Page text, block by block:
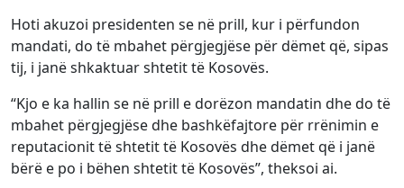
Hoti akuzoi presidenten se në prill, kur i përfundon
mandati, do të mbahet përgjegjëse për dëmet që, sipas
tij, i janë shkaktuar shtetit të Kosovës.
“Kjo e ka hallin se në prill e dorëzon mandatin dhe do të
mbahet përgjegjëse dhe bashkëfajtore për rrënimin e
reputacionit të shtetit të Kosovës dhe dëmet që i janë
bërë e po i bëhen shtetit të Kosovës”, theksoi ai.